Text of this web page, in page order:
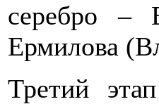
серебро –
Ермилова
Третий